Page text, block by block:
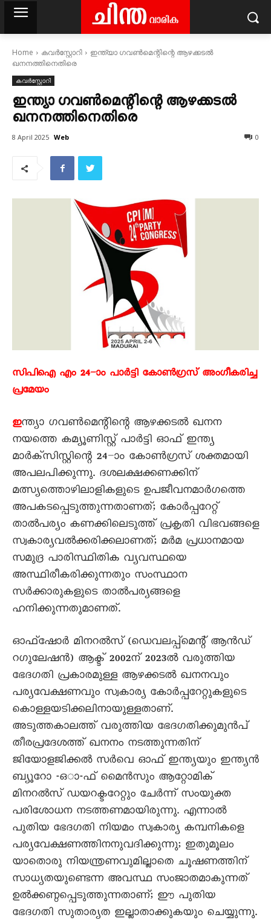
Home കവര്‍സ്റ്റോറി
ഇന്ത്യാ ഗവൺമെന്റിന്റെ ആഴക്കടൽ
ഖനനത്തിനെതിരെ
കവര്‍സ്റ്റോറി
ഇന്ത്യാ ഗവൺമെന്റിന്റെ ആഴക്കടൽ
ഖനനത്തിനെതിരെ
8 April 2025 Web 0
സിപിഐ എം 24–ാം പാർട്ടി കോൺഗ്രസ് അംഗീകരിച്ച
പ്രമേയം
ഇന്ത്യാ ഗവൺമെന്റിന്റെ ആഴക്കടൽ ഖനന
നയത്തെ കമ്യൂണിസ്റ്റ് പാർട്ടി ഓഫ് ഇന്ത്യ
മാർക്സിസ്റ്റിന്റെ 24–ാം കോൺഗ്രസ് ശക്തമായി
അപലപിക്കുന്നു. ദശലക്ഷക്കണക്കിന്
മത്സ്യത്തൊഴിലാളികളുടെ ഉപജീവനമാർഗത്തെ
അപകടപ്പെടുത്തുന്നതാണത്; കോർപ്പറേറ്റ്
താൽപര്യം കണക്കിലെടുത്ത് പ്രകൃതി വിഭവങ്ങളെ
സ്വകാര്യവൽക്കരിക്കലാണത്; മർമ പ്രധാനമായ
സമുദ്ര പാരിസ്ഥിതിക വ്യവസ്ഥയെ
അസ്ഥിരീകരിക്കുന്നതും സംസ്ഥാന
സർക്കാരുകളുടെ താൽപര്യങ്ങളെ
ഹനിക്കുന്നതുമാണത്.
ഓഫ്ഷോർ മിനറൽസ് (ഡെവലപ്പ്മെന്റ് ആൻഡ്
റഗുലേഷൻ) ആക്ട് 2002ന് 2023ൽ വരുത്തിയ
ഭേദഗതി പ്രകാരമുള്ള ആഴക്കടൽ ഖനനവും
പര്യവേക്ഷണവും സ്വകാര്യ കോർപ്പറേറ്റുകളുടെ
കൊള്ളയടിക്കലിനായുള്ളതാണ്.
അടുത്തകാലത്ത് വരുത്തിയ ഭേദഗതിക്കുമുൻപ്
തീരപ്രദേശത്ത് ഖനനം നടത്തുന്നതിന്
ജിയോളജിക്കൽ സർവെ ഓഫ് ഇന്ത്യയും ഇന്ത്യൻ
ബ്യൂറോ -ഒാ-ഫ് മെെൻസും ആറ്റോമിക്
മിനറൽസ് ഡയറക്ടറേറ്റും ചേർന്ന് സംയുക്ത
പരിശോധന നടത്തണമായിരുന്നു. എന്നാൽ
പുതിയ ഭേദഗതി നിയമം സ്വകാര്യ കമ്പനികളെ
പര്യവേക്ഷണത്തിനനുവദിക്കുന്നു; ഇതുമൂലം
യാതൊരു നിയന്ത്രണവുമില്ലാതെ ചൂഷണത്തിന്
സാധ്യതയുണ്ടെന്ന അവസ്ഥ സംജാതമാകുന്നത്
ഉൽക്കണ്ഠപ്പെടുത്തുന്നതാണ്; ഈ പുതിയ
ഭേദഗതി സുതാര്യത ഇല്ലാതാക്കുകയും ചെയ്യുന്നു.